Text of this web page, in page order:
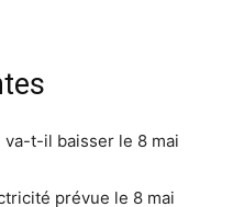
t-il baisser le 8 mai
prévue le 8 mai